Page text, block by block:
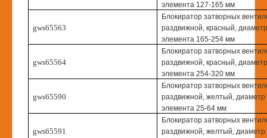
элемента 127-165 мм
gws65563
Блокиратор затворных
раздвижной, красный, диаметр
элемента 165-254 мм
gws65564
Блокиратор затворных
раздвижной, красный, диаметр
элемента 254-320 мм
gws65590
Блокиратор затворных
раздвижной, желтый, диаметр
элемента 25-64 мм
gws65591
Блокиратор затворных
раздвижной, желтый, диаметр